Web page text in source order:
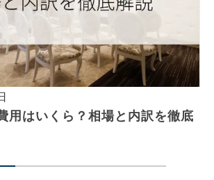
用はいくら？相場と内訳を徹底